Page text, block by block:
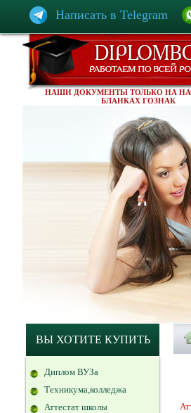
Написать в Telegram
НАШИ ДОКУМЕНТЫ ТОЛЬКО НА
БЛАНКАХ ГОЗНАК
ВЫ ХОТИТЕ КУПИТЬ
Диплом ВУЗа
Техникума,колледжа
Аттестат школы